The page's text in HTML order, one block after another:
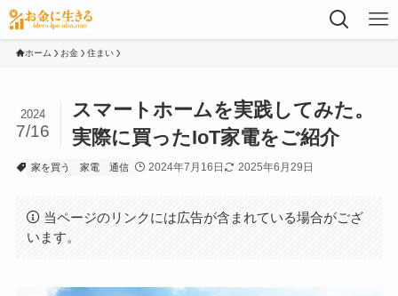
ホーム お金 住まい
スマートホームを実践してみた。
実際に買ったIoT家電をご紹介
2024
7/16
家を買う 家電 通信 2024年7月16日 2025年6月29日
当ページのリンクには広告が含まれている場合がござ
います。